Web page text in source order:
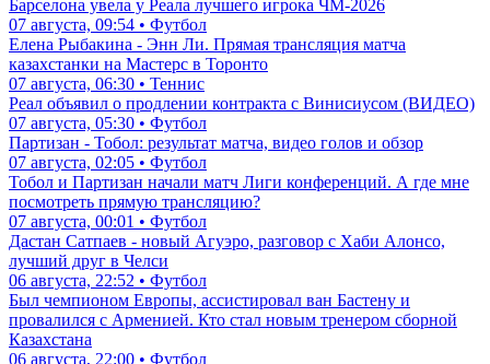
Барселона увела у Реала лучшего игрока ЧМ-2026
07 августа, 09:54 • Футбол
Елена Рыбакина - Энн Ли. Прямая трансляция матча
казахстанки на Мастерс в Торонто
07 августа, 06:30 • Теннис
Реал объявил о продлении контракта с Винисиусом (ВИДЕО)
07 августа, 05:30 • Футбол
Партизан - Тобол: результат матча, видео голов и обзор
07 августа, 02:05 • Футбол
Тобол и Партизан начали матч Лиги конференций. А где мне
посмотреть прямую трансляцию?
07 августа, 00:01 • Футбол
Дастан Сатпаев - новый Агуэро, разговор с Хаби Алонсо,
лучший друг в Челси
06 августа, 22:52 • Футбол
Был чемпионом Европы, ассистировал ван Бастену и
провалился с Арменией. Кто стал новым тренером сборной
Казахстана
06 августа, 22:00 • Футбол